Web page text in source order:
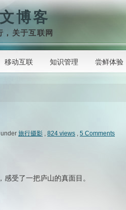
博客
，关于互联网
移动互联 知识管理 尝鲜体验
旅行摄影 , 824 views , 5 Comments
受了一把庐山的真面目。